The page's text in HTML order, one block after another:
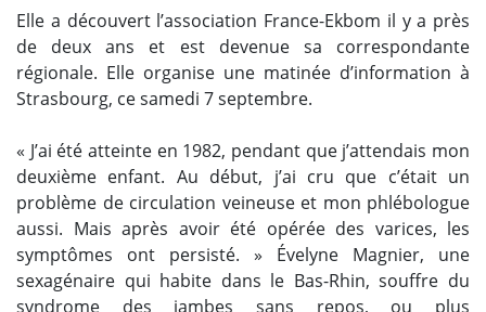
Elle a découvert l’association France-Ekbom il y a près
de deux ans et est devenue sa correspondante
régionale. Elle organise une matinée d’information à
Strasbourg, ce samedi 7 septembre.
« J’ai été atteinte en 1982, pendant que j’attendais mon
deuxième enfant. Au début, j’ai cru que c’était un
problème de circulation veineuse et mon phlébologue
aussi. Mais après avoir été opérée des varices, les
symptômes ont persisté. » Évelyne Magnier, une
sexagénaire qui habite dans le Bas-Rhin, souffre du
syndrome des jambes sans repos, ou plus